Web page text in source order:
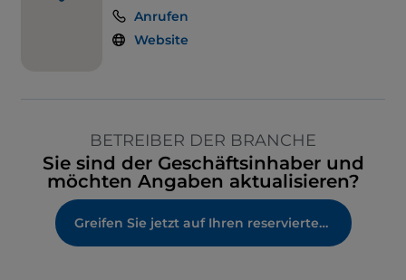
Anrufen
Website
BETREIBER DER BRANCHE
Sie sind der Geschäftsinhaber und
möchten Angaben aktualisieren?
Greifen Sie jetzt auf Ihren reservierten Bereich zu